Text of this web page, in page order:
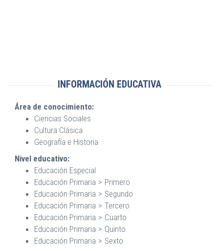
INFORMACIÓN EDUCATIVA
Área de conocimiento:
Ciencias Sociales
Cultura Clásica
Geografía e Historia
Nivel educativo:
Educación Especial
Educación Primaria
Primero
Educación Primaria
Segundo
Educación Primaria
Tercero
Educación Primaria
Cuarto
Educación Primaria
Quinto
Educación Primaria
Sexto